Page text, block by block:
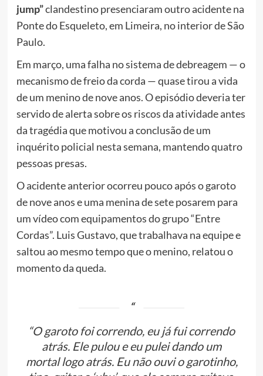
jump”clandestino presenciaram outro acidente na
Ponte do Esqueleto, em Limeira, no interior de São
Paulo.
Em março, uma falha no sistema de debreagem — o
mecanismo de freio da corda —quase tirou a vida
de um menino de nove anos.O episódio deveria ter
servido de alerta sobre os riscos da atividade antes
da tragédia que motivou a conclusão de um
inquérito policial nesta semana, mantendo quatro
pessoas presas.
O acidente anterior ocorreu pouco após o garoto
de nove anos e uma menina de sete posarem para
um vídeo com equipamentos do grupo “Entre
Cordas”. Luis Gustavo, que trabalhava na equipe e
saltou ao mesmo tempo que o menino, relatou o
momento da queda.
“O garoto foi correndo, eu já fui correndo
atrás. Ele pulou e eu pulei dando um
mortal logo atrás. Eu não ouvi o garotinho,